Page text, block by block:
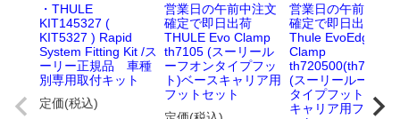
・THULE
KIT145327 (
KIT5327 ) Rapid
System Fitting Kit /ス
ーリー正規品 車種
別専用取付キット
定価(税込)
営業日の午前中注文
確定で即日出荷
THULE Evo Clamp
th7105 (スーリール
ーフオンタイプフッ
ト)ベースキャリア用
フットセット
営業日の午前中注
確定で即日出荷
Thule EvoEdge
Clamp
th720500(th7205)
(スーリールーフオ
タイプフット)ベー
キャリア用フット